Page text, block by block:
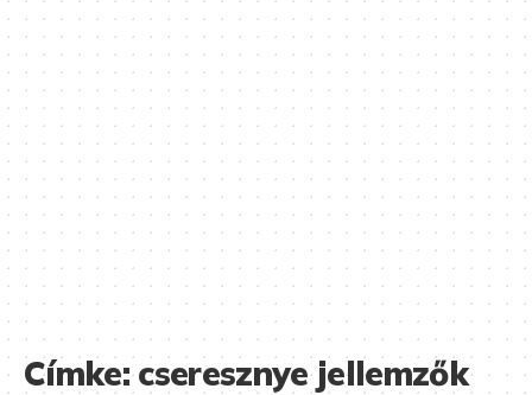
Címke:cseresznye jellemzők